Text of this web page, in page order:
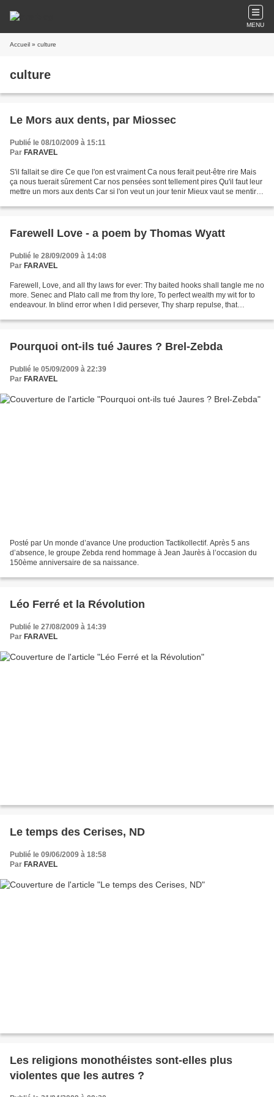
MENU
Accueil » culture
culture
Le Mors aux dents, par Miossec
Publié le 08/10/2009 à 15:11
Par FARAVEL
S'il fallait se dire Ce que l'on est vraiment Ca nous ferait peut-être rire Mais
ça nous tuerait sûrement Car nos pensées sont tellement pires Qu'il faut leur
mettre un mors aux dents Car si l'on veut un jour tenir Mieux vaut se mentir
Farewell Love - a poem by Thomas Wyatt
Publié le 28/09/2009 à 14:08
Par FARAVEL
Farewell, Love, and all thy laws for ever: Thy baited hooks shall tangle me no
more. Senec and Plato call me from thy lore, To perfect wealth my wit for to
endeavour. In blind error when I did persever, Thy sharp repulse, that
Pourquoi ont-ils tué Jaures ? Brel-Zebda
Publié le 05/09/2009 à 22:39
Par FARAVEL
Posté par Un monde d’avance Une production Tactikollectif. Après 5 ans
d’absence, le groupe Zebda rend hommage à Jean Jaurès à l’occasion du
150ème anniversaire de sa naissance.
Léo Ferré et la Révolution
Publié le 27/08/2009 à 14:39
Par FARAVEL
Le temps des Cerises, ND
Publié le 09/06/2009 à 18:58
Par FARAVEL
Les religions monothéistes sont-elles plus
violentes que les autres ?